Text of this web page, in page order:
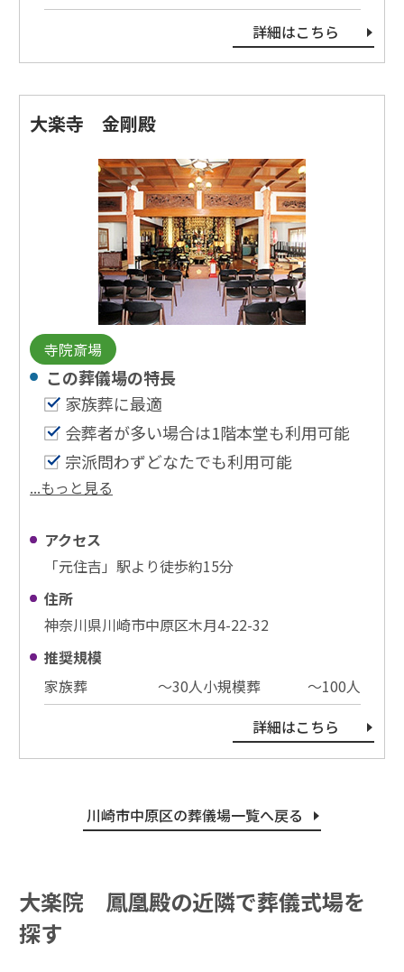
詳細はこちら
大楽寺 金剛殿
寺院斎場
この葬儀場の特⻑
家族葬に最適
会葬者が多い場合は1階本堂も利用可能
宗派問わずどなたでも利用可能
...もっと見る
アクセス
「元住吉」駅より徒歩約15分
住所
神奈川県川崎市中原区木月4-22-32
推奨規模
家族葬
〜30⼈小規模葬
〜100⼈
詳細はこちら
川崎市中原区の葬儀場一覧へ戻る
大楽院 鳳凰殿の近隣で葬儀式場を
探す